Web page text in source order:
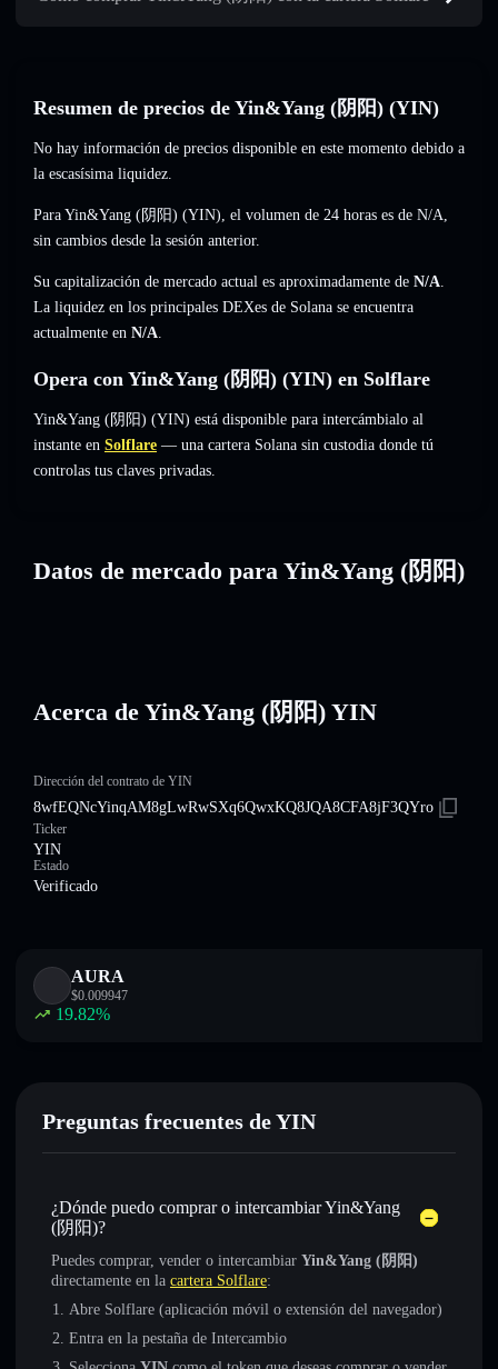
Resumen de precios de Yin&Yang (阴阳) (YIN)
No hay información de precios disponible en este momento debido a
la escasísima liquidez.
Para Yin&Yang (阴阳) (YIN), el volumen de 24 horas es de N/A,
sin cambios desde la sesión anterior.
Su capitalización de mercado actual es aproximadamente de N/A.
La liquidez en los principales DEXes de Solana se encuentra
actualmente en N/A.
Opera con Yin&Yang (阴阳) (YIN) en Solflare
Yin&Yang (阴阳) (YIN) está disponible para intercámbialo al
instante en Solflare — una cartera Solana sin custodia donde tú
controlas tus claves privadas.
Datos de mercado para Yin&Yang (阴阳)
Acerca de Yin&Yang (阴阳) YIN
Dirección del contrato de YIN
8wfEQNcYinqAM8gLwRwSXq6QwxKQ8JQA8CFA8jF3QYro
Ticker
YIN
Estado
Verificado
AURA
$0.009947
19.82%
Preguntas frecuentes de YIN
¿Dónde puedo comprar o intercambiar Yin&Yang
(阴阳)?
Puedes comprar, vender o intercambiar Yin&Yang (阴阳)
directamente en la cartera Solflare:
Abre Solflare (aplicación móvil o extensión del navegador)
Entra en la pestaña de Intercambio